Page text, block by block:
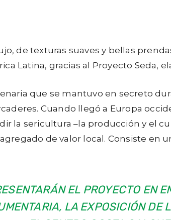
de texturas suaves y bellas
Latina, gracias al Proyecto Seda,
que se mantuvo en secreto
Cuando llegó a Europa
la sericultura –la producción y el
de valor local. Consiste en
EL PROYECTO EN
LA EXPOSICIÓN DE